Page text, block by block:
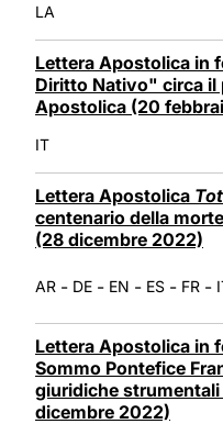
LA
Lettera Apostolica in
Diritto Nativo" circa il
Apostolica (20
IT
Lettera Apostolica
centenario della
(28 dicembre 2022)
AR - DE - EN - ES - FR -
Lettera Apostolica in
Sommo Pontefice
giuridiche strumentali
dicembre 2022)